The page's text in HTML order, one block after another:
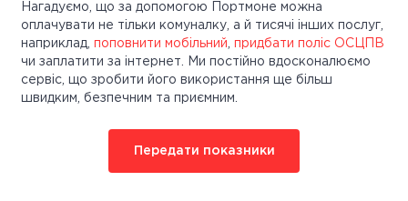
Нагадуємо, що за допомогою Портмоне можна
оплачувати не тільки комуналку, а й тисячі інших послуг,
наприклад,
поповнити мобільний
придбати поліс ОСЦПВ
чи заплатити за інтернет. Ми постійно вдосконалюємо
сервіс, що зробити його використання ще більш
швидким, безпечним та приємним.
Передати показники